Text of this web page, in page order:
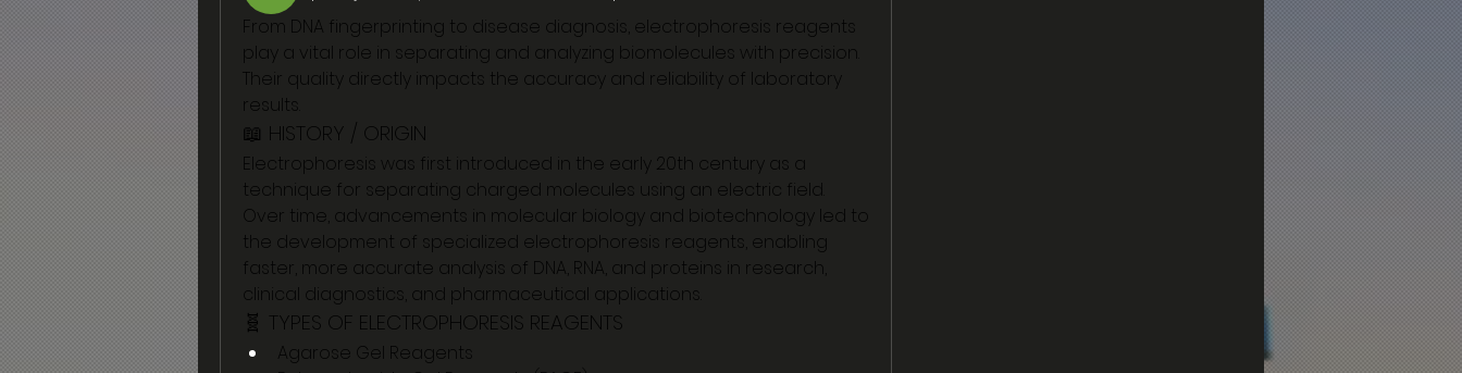
From DNA fingerprinting to disease diagnosis, electrophoresis reagents
play a vital role in separating and analyzing biomolecules with precision.
Their quality directly impacts the accuracy and reliability of laboratory
results.
📖 HISTORY / ORIGIN
Electrophoresis was first introduced in the early 20th century as a
technique for separating charged molecules using an electric field.
Over time, advancements in molecular biology and biotechnology led to
the development of specialized electrophoresis reagents, enabling
faster, more accurate analysis of DNA, RNA, and proteins in research,
clinical diagnostics, and pharmaceutical applications.
🧬 TYPES OF ELECTROPHORESIS REAGENTS
Agarose Gel Reagents